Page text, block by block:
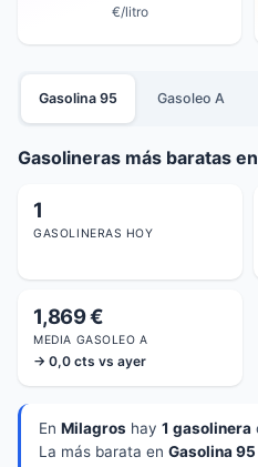
€/litro
Gasolina 95 Gasoleo A
Gasolineras más baratas
1
GASOLINERAS HOY
1,869 €
MEDIA GASOLEO A
→ 0,0 cts vs ayer
En Milagros hay 1 gasolinera
La más barata en Gasolina 95